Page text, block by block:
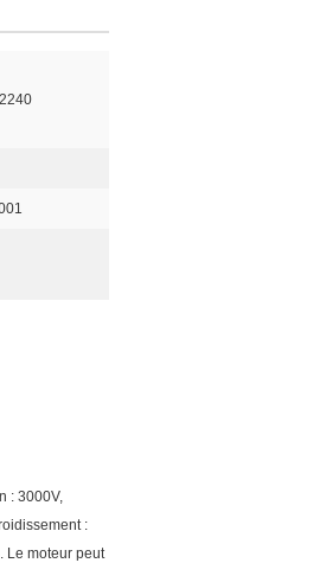
: 3000V,
:
Le moteur peut